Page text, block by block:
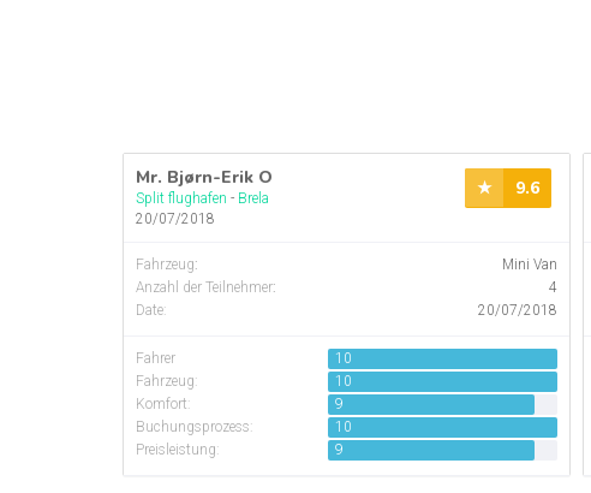
Mr. Bjørn-Erik O
Split flughafen - Brela
20/07/2018
Fahrzeug:
Mini Van
Anzahl der Teilnehmer:
4
Date:
20/07/2018
Fahrer
10
Fahrzeug:
10
Komfort:
9
Buchungsprozess:
10
Preisleistung:
9
9.6